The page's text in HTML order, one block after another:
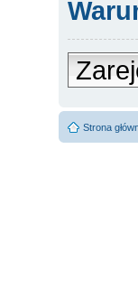
Strona